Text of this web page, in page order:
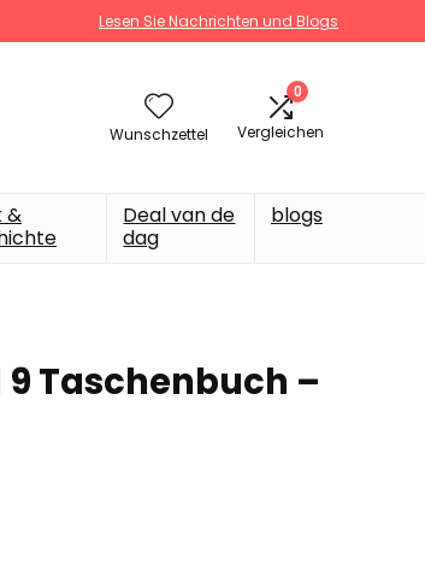
Lesen Sie Nachrichten und Blogs
Wunschzettel
0
Vergleichen
&
Deal van de
dag
blogs
9 Taschenbuch –